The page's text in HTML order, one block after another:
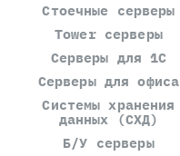
Стоечные серверы
Tower серверы
Серверы для 1С
Серверы для офиса
Системы хранения
данных (СХД)
Б/У серверы